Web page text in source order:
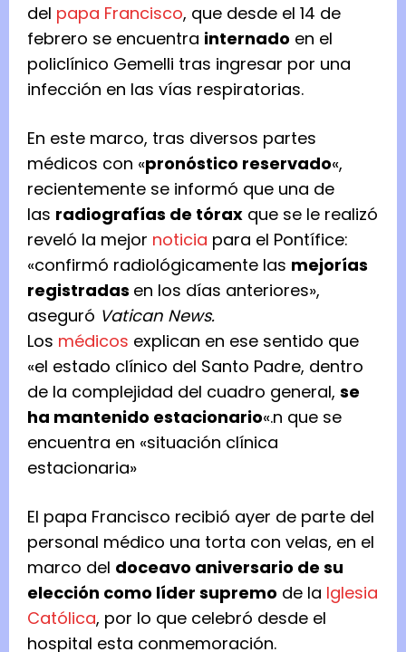
del papa Francisco, que desde el 14 de
febrero se encuentra internado en el
policlínico Gemelli tras ingresar por una
infección en las vías respiratorias.
En este marco, tras diversos partes
médicos con «pronóstico reservado«,
recientemente se informó que una de
las radiografías de tórax que se le realizó
reveló la mejor noticia para el Pontífice:
«confirmó radiológicamente las mejorías
registradas en los días anteriores»,
aseguró Vatican News.
Los médicos explican en ese sentido que
«el estado clínico del Santo Padre, dentro
de la complejidad del cuadro general, se
ha mantenido estacionario«.n que se
encuentra en «situación clínica
estacionaria»
El papa Francisco recibió ayer de parte del
personal médico una torta con velas, en el
marco del doceavo aniversario de su
elección como líder supremo de la Iglesia
Católica, por lo que celebró desde el
hospital esta conmemoración.